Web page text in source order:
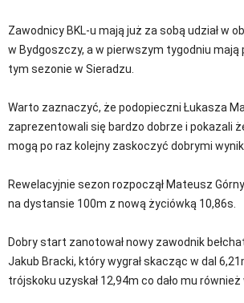
Zawodnicy BKL-u mają już za sobą udział w
w Bydgoszczy, a w pierwszym tygodniu
tym sezonie w Sieradzu.
Warto zaznaczyć, że podopieczni Łukasza
zaprezentowali się bardzo dobrze i pokazali
mogą po raz kolejny zaskoczyć dobrymi
Rewelacyjnie sezon rozpoczął Mateusz
na dystansie 100m z nową życiówką 10,86s.
Dobry start zanotował nowy zawodnik
Jakub Bracki, który wygrał skacząc w dal
trójskoku uzyskał 12,94m co dało mu również